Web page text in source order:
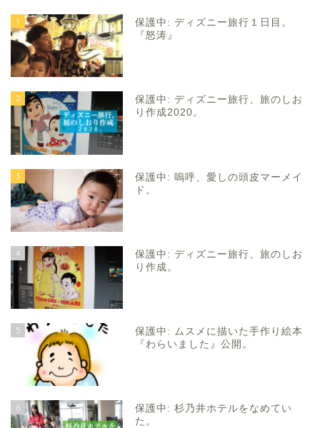
1
保護中: ディズニー旅行１日目。
『怒涛』
2
保護中: ディズニー旅行、旅のしお
り作成2020。
3
保護中: 嗚呼、愛しの頭皮マーメイ
ド。
4
保護中: ディズニー旅行、旅のしお
り作成。
5
保護中: ムスメに描いた手作り絵本
『わらいました』公開。
6
保護中: 杉乃井ホテルをなめてい
た。